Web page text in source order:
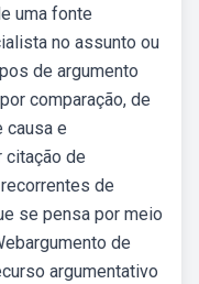
uma fonte
no assunto ou
de argumento
comparação, de
causa e
citação de
de
se pensa por meio
de
argumentativo